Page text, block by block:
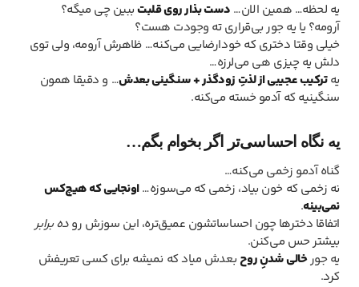
یه لحظه… همین الان… دست بذار روی قلبتببین چی میگه؟
آرومه؟ یا یه جور بی‌قراری ته وجودت هست؟
خیلی وقتا دختری که خودارضایی می‌کنه… ظاهرش آرومه، ولی توی
دلش یه چیزی هی می‌لرزه…
یهترکیب عجیبی از لذتِ زودگذر + سنگینی بعدش… و دقیقا همون
سنگینیه که آدمو خسته می‌کنه.
یه نگاه احساسی‌تر اگر بخوام بگم…
گناه آدمو زخمی می‌کنه…
نه زخمی که خون بیاد، زخمی که می‌سوزه…اونجایی که هیچ‌کس
نمی‌بینه.
اتفاقا دخترها چون احساساتشون عمیق‌تره، این سوزش روده برابر
بیشتر حس می‌کنن.
یه جورخالی شدنِ روح بعدش میاد که نمیشه برای کسی تعریفش
کرد.